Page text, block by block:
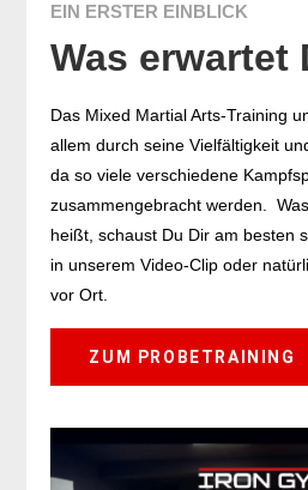
EIN ERSTER EINBLICK
Was erwartet
Das Mixed Martial Arts-Training
allem durch seine Vielfältigkeit
da so viele verschiedene
zusammengebracht werden.
heißt, schaust Du Dir am besten
in unserem Video-Clip oder
vor Ort.
ZUM PROBETRAINING